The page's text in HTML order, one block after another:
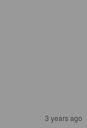
3 years ago